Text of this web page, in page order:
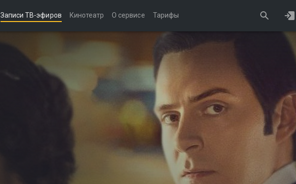
Записи ТВ-эфиров Кинотеатр О сервисе Тарифы